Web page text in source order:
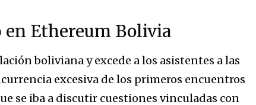
en Ethereum Bolivia
boliviana y excede a los asistentes a las
excesiva de los primeros encuentros
se iba a discutir cuestiones vinculadas con